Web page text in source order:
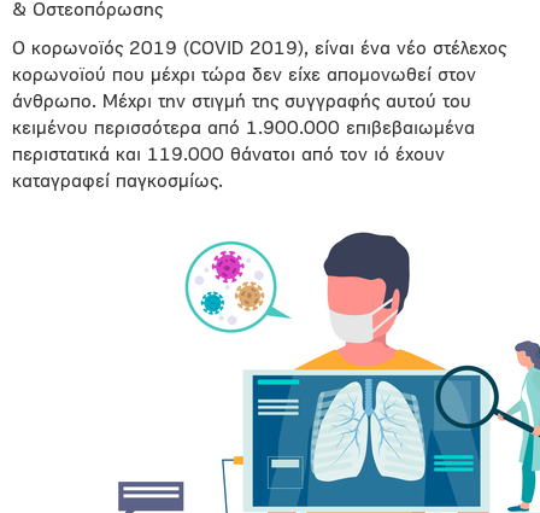
& Οστεοπόρωσης
Ο κορωνοϊός 2019 (COVID 2019), είναι ένα νέο στέλεχος
κορωνοϊού που μέχρι τώρα δεν είχε απομονωθεί στον
άνθρωπο. Μέχρι την στιγμή της συγγραφής αυτού του
κειμένου περισσότερα από 1.900.000 επιβεβαιωμένα
περιστατικά και 119.000 θάνατοι από τον ιό έχουν
καταγραφεί παγκοσμίως.